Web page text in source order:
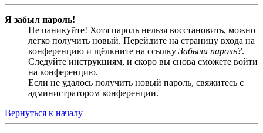
Я забыл пароль!
Не паникуйте! Хотя пароль нельзя восстановить, можно
легко получить новый. Перейдите на страницу входа на
конференцию и щёлкните на ссылку Забыли пароль?.
Следуйте инструкциям, и скоро вы снова сможете войти
на конференцию.
Если не удалось получить новый пароль, свяжитесь с
администратором конференции.
Вернуться к началу